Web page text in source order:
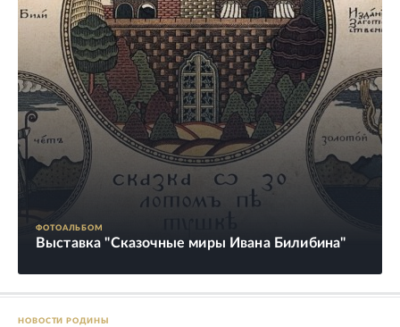
ФОТОАЛЬБОМ
Выставка "Сказочные миры Ивана Билибина"
НОВОСТИ РОДИНЫ